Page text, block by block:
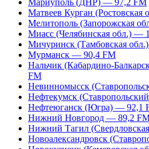
Мариуполь (ДНР) — 97,2 FM
Матвеев Курган
Мелитополь (Запорожская
Миасс (Челябинская обл.) —
Мичуринск (Тамбовская
Мурманск — 90,4 FM
Нальчик (Кабардино-
FM
Невинномысск
Нефтекумск
Нефтеюганск (Югра) — 92,1
Нижний Новгород — 89,2
Нижний Тагил
Новоалександровск